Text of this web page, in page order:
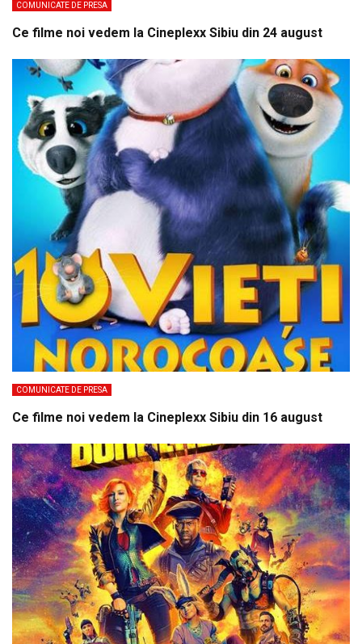
COMUNICATE DE PRESA
Ce filme noi vedem la Cineplexx Sibiu din 24 august
COMUNICATE DE PRESA
Ce filme noi vedem la Cineplexx Sibiu din 16 august